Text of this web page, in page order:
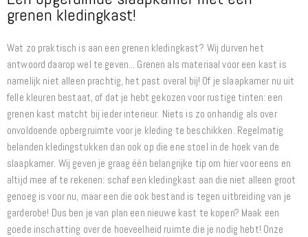
grenen kledingkast!
Wat zo praktisch is aan een grenen kledingkast? Wij durven het
antwoord daarop wel te geven... Grenen als materiaal voor een kast is
namelijk niet alleen prachtig, het past overal bij! Of je slaapkamer nu uit
felle kleuren bestaat, of dat je hebt gekozen voor rustige tinten: een
grenen kast matcht bij ieder interieur. Niets is zo onhandig als over
onvoldoende opbergruimte voor je kleding te beschikken. Regelmatig
belanden kledingstukken dan ook op die ene stoel in de hoek van de
slaapkamer. Wij geven je graag één belangrijke tip om hier voor eens en
altijd mee af te rekenen: schaf een kledingkast aan die niet alleen groot
genoeg is voor nu, maar een die ook bestand is tegen uitbreiding van je
garderobe! Dus ben je van plan een nieuwe kast te kopen? Maak een
goede inschatting over de hoeveelheid ruimte die je nodig hebt! Onze